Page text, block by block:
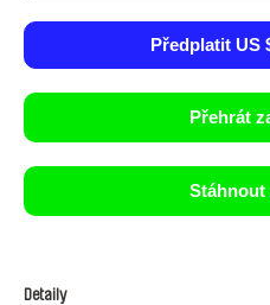
Předplatit US
Přehrát
Stáhnout
Detaily